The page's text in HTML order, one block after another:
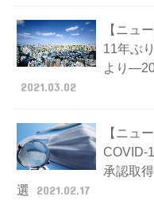
【ニュ
11年ぶ
より
2021.03.02
【ニュ
COVID-
承認取
選
2021.02.17